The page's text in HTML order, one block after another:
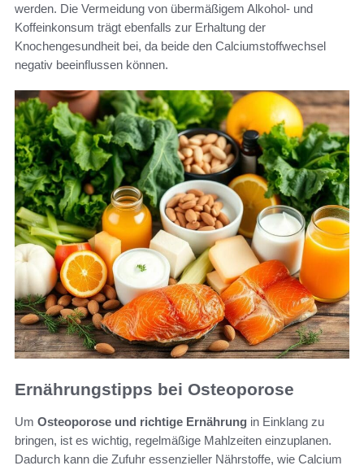
werden. Die Vermeidung von übermäßigem Alkohol- und
Koffeinkonsum trägt ebenfalls zur Erhaltung der
Knochengesundheit bei, da beide den Calciumstoffwechsel
negativ beeinflussen können.
Ernährungstipps bei Osteoporose
Um Osteoporose und richtige Ernährung in Einklang zu
bringen, ist es wichtig, regelmäßige Mahlzeiten einzuplanen.
Dadurch kann die Zufuhr essenzieller Nährstoffe, wie Calcium